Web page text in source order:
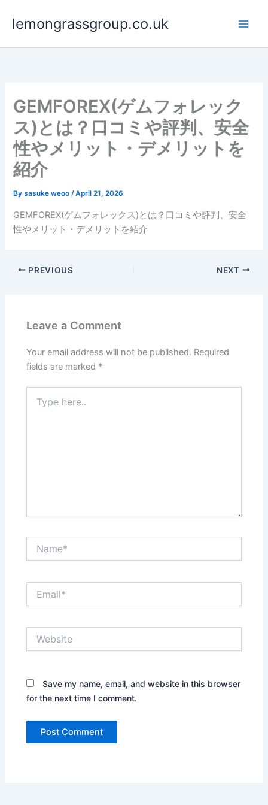
lemongrassgroup.co.uk
GEMFOREX(ゲムフォレック
ス)とは？口コミや評判、安全
性やメリット・デメリットを
紹介
Bysasuke weoo/April 21, 2026
GEMFOREX(ゲムフォレックス)とは？口コミや評判、安全
性やメリット・デメリットを紹介
PREVIOUS NEXT
Leave a Comment
Your email address will not be published. Required
fields are marked *
here..
Save my name, email, and website in this browser
for the next time I comment.